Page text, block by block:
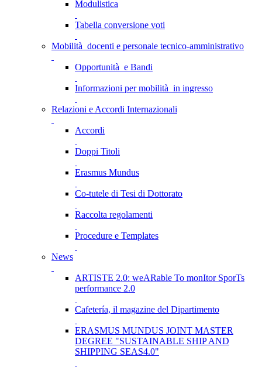
Modulistica
Tabella conversione voti
Mobilità docenti e personale tecnico-amministrativo
Opportunità e Bandi
Informazioni per mobilità in ingresso
Relazioni e Accordi Internazionali
Accordi
Doppi Titoli
Erasmus Mundus
Co-tutele di Tesi di Dottorato
Raccolta regolamenti
Procedure e Templates
News
ARTISTE 2.0: weARable To monItor SporTs
performance 2.0
Cafetería, il magazine del Dipartimento
ERASMUS MUNDUS JOINT MASTER
DEGREE "SUSTAINABLE SHIP AND
SHIPPING SEAS4.0"